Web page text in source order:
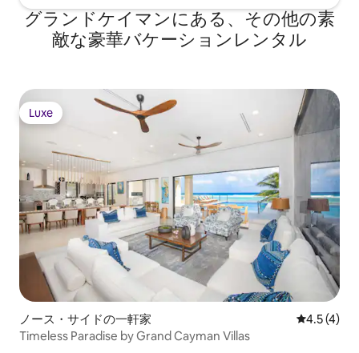
dining SHARED ACCESS TO AMENITIES
AT KIMPTON SEAFIRE RESORT (some
amenities may require advance notice
Common barbecue and outdoor kitchen
• Beachfront access • Sun loungers • 2
Swimming pools • Non-motorized water
toy use including kayaks, SUP, water
tricycle, floating rafts and sail boat •
Snorkelling equipment • Access to public
multi-use seaside trail • Fitness Center •
Daily fitness classes: beach yoga, Boxfit,
paddle board yoga and Beachfit •
Bicycles • Morning coffee social hour and
hosted evening wine reception in Hotel
lobby • Complimentary dining for
children under 5 in main restaurant or
beach restaurant At extra cost: • Camp
Seafire kids program • Access to luxury
Seafire Spa • Pool Cabana rental of
three different types • Ave Restaurant •
Avecita Restaurant • Coccoloba
living space • Garden STAFF &
Extra Cost
required): •
notice may be
pool
グランドケイマンにある、その他の素
敵な豪華バケーションレンタル
Luxe
Luxe
ノース・サイドの一軒家 レビュー4
4.5 (4)
Timeless Paradise by Grand Cayman Villas